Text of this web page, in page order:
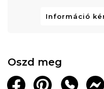
Információ
Oszd meg